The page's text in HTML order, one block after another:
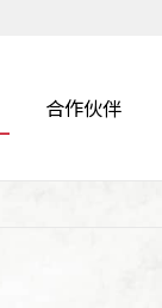
合作伙伴